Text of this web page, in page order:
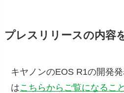
プレスリリースの内容
キヤノンのEOS R1の開発
はこちらからご覧になるこ